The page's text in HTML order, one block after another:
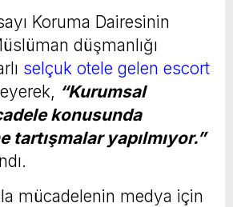
Koruma Dairesinin
düşmanlığı
selçuk otele gelen escort
“Kurumsal
konusunda
tartışmalar yapılmıyor.”
mücadelenin medya için